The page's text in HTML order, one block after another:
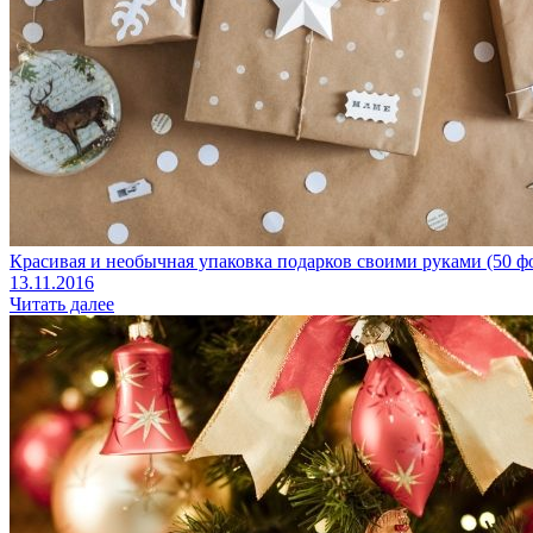
Красивая и необычная упаковка подарков своими руками (50
13.11.2016
Читать далее